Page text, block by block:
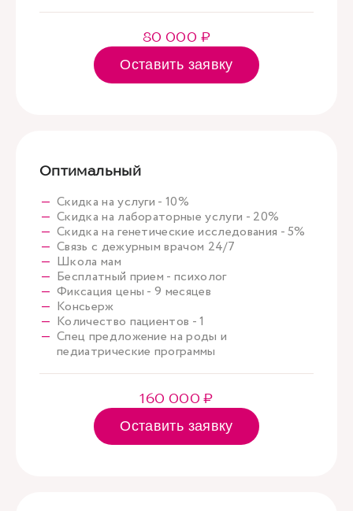
80 000 ₽
Оставить заявку
Оптимальный
Скидка на услуги - 10%
Скидка на лабораторные услуги - 20%
Скидка на генетические исследования - 5%
Связь с дежурным врачом 24/7
Школа мам
Бесплатный прием - психолог
Фиксация цены - 9 месяцев
Консьерж
Количество пациентов - 1
Спец предложение на роды и
педиатрические программы
160 000 ₽
Оставить заявку